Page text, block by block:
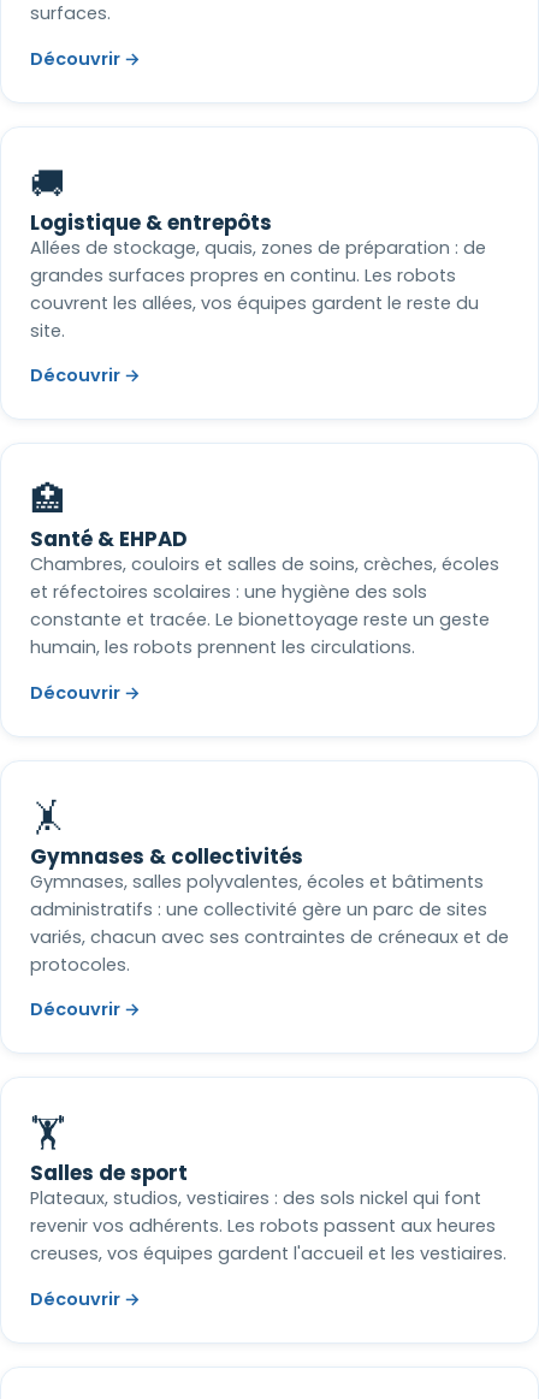
surfaces.
Découvrir →
🚚
Logistique & entrepôts
Allées de stockage, quais, zones de préparation : de
grandes surfaces propres en continu. Les robots
couvrent les allées, vos équipes gardent le reste du
site.
Découvrir →
🏥
Santé & EHPAD
Chambres, couloirs et salles de soins, crèches, écoles
et réfectoires scolaires : une hygiène des sols
constante et tracée. Le bionettoyage reste un geste
humain, les robots prennent les circulations.
Découvrir →
🤸
Gymnases & collectivités
Gymnases, salles polyvalentes, écoles et bâtiments
administratifs : une collectivité gère un parc de sites
variés, chacun avec ses contraintes de créneaux et de
protocoles.
Découvrir →
🏋️
Salles de sport
Plateaux, studios, vestiaires : des sols nickel qui font
revenir vos adhérents. Les robots passent aux heures
creuses, vos équipes gardent l'accueil et les vestiaires.
Découvrir →